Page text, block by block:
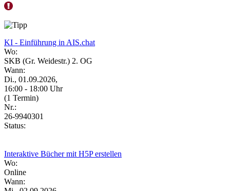
KI - Einführung in AIS.chat
Wo:
SKB (Gr. Weidestr.) 2. OG
Wann:
Di., 01.09.2026,
16:00 - 18:00 Uhr
(1 Termin)
Nr.:
26-9940301
Status:
Interaktive Bücher mit H5P erstellen
Wo:
Online
Wann: